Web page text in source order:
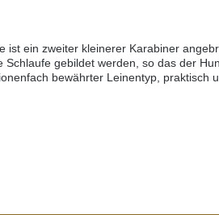
ein zweiter kleinerer Karabiner
gebildet werden, so das der
bewährter Leinentyp, praktisch